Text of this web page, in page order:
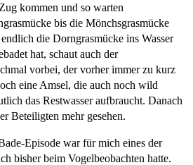
kommen und so warten
bis die Mönchsgrasmücke
die Dorngrasmücke ins Wasser
hat, schaut auch der
vorbei, der vorher immer zu kurz
eine Amsel, die auch noch wild
das Restwasser aufbraucht. Danach
Beteiligten mehr gesehen.
Episode war für mich eines der
bisher beim Vogelbeobachten hatte.